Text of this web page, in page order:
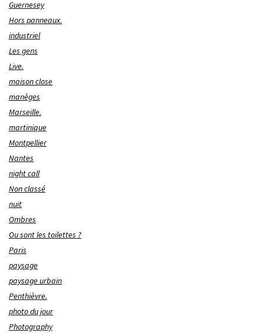
Guernesey
Hors panneaux.
industriel
Les gens
Live.
maison close
manèges
Marseille.
martinique
Montpellier
Nantes
night call
Non classé
nuit
Ombres
Ou sont les toilettes ?
Paris
paysage
paysage urbain
Penthièvre.
photo du jour
Photography